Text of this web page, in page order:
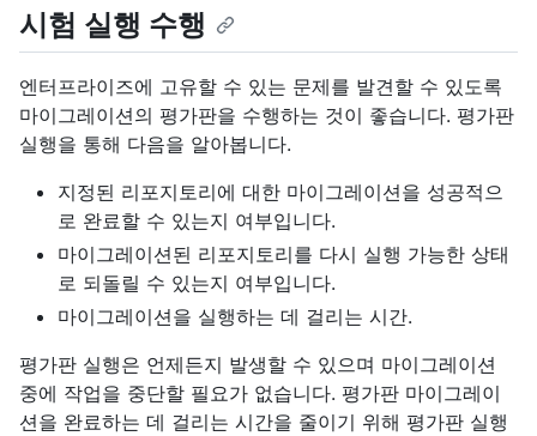
시험 실행 수행
엔터프라이즈에 고유할 수 있는 문제를 발견할 수 있도록
마이그레이션의 평가판을 수행하는 것이 좋습니다. 평가판
실행을 통해 다음을 알아봅니다.
지정된 리포지토리에 대한 마이그레이션을 성공적으
로 완료할 수 있는지 여부입니다.
마이그레이션된 리포지토리를 다시 실행 가능한 상태
로 되돌릴 수 있는지 여부입니다.
마이그레이션을 실행하는 데 걸리는 시간.
평가판 실행은 언제든지 발생할 수 있으며 마이그레이션
중에 작업을 중단할 필요가 없습니다. 평가판 마이그레이
션을 완료하는 데 걸리는 시간을 줄이기 위해 평가판 실행